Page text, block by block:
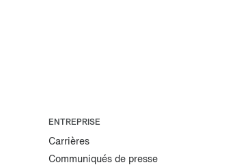
ENTREPRISE
Carrières
Communiqués de presse